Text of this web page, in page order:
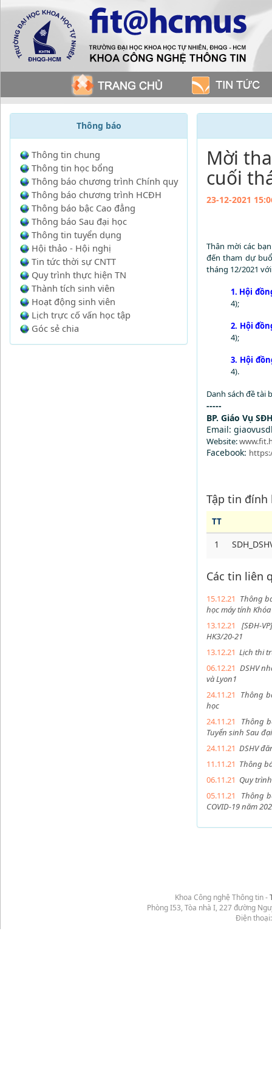
Thông báo
Thông tin chung
Thông tin học bổng
Thông báo chương trình Chính quy
Thông báo chương trình HCĐH
Thông báo bậc Cao đẳng
Thông báo Sau đại học
Thông tin tuyển dụng
Hội thảo - Hội nghị
Tin tức thời sự CNTT
Quy trình thực hiện TN
Thành tích sinh viên
Hoạt động sinh viên
Lịch trực cố vấn học tập
Góc sẻ chia
Mời
cuối
23-12-2021
Thân mời các
đến tham dự
tháng 12/2021
1. Hội
4);
2. Hội
4);
3. Hội
4).
Danh sách đề tài
-----
BP. Giáo Vụ
Email:
Website:
Facebook:
Tập tin đính
TT
1
Các tin liên
15.12.21 Thông
học máy tính
13.12.21
[SĐH-
HK3/20-21
13.12.21 Lịch thi
06.12.21 DSHV
và Lyon1
24.11.21
Thông
học
24.11.21
Thông
Tuyển sinh Sau
24.11.21 DSHV
11.11.21 Thông
06.11.21 Quy
05.11.21
Thông
COVID-19 năm
Khoa Công nghệ Thông tin -
Phòng I53, Tòa nhà I, 227 đường
Điện